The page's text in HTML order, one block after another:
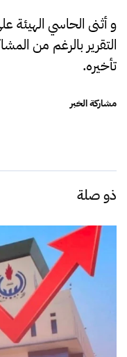
و أثنى الحاسي الهيئة
التقرير بالرغم من
تأخيره.
مشاركة الخبر
ذو صلة